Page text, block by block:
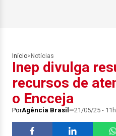
Início> Notícias
Inep divulga
recursos de
o Encceja
PorAgência Brasil 21/05/25 -